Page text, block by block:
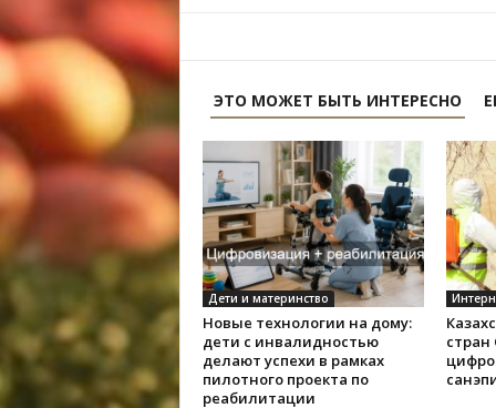
ЭТО МОЖЕТ БЫТЬ ИНТЕРЕСНО
Дети и материнство
Новые технологии на дому:
дети с инвалидностью
делают успехи в рамках
пилотного проекта по
реабилитации
стран